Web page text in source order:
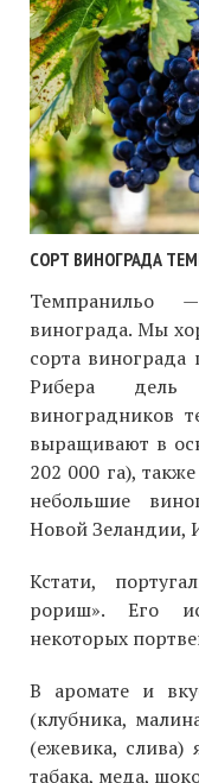
СОРТ ВИНОГРАДА
Темпранильо
винограда. Мы
сорта
Рибера
виноградников
выращивают в
202 000 га),
небольшие
Новой Зеландии,
Кстати,
рориш». Его
некоторых
В аромате и
(клубника,
(ежевика, слива)
табака, меда,